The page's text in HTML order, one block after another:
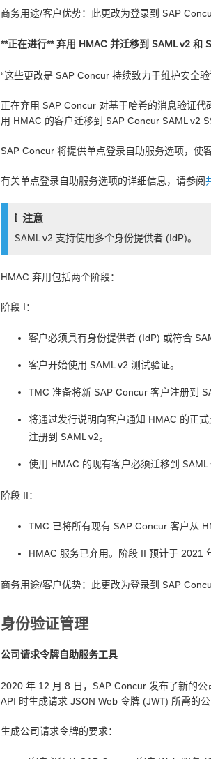
商务用途/客户优势：此更改为登录到 SAP
**正在进行** 弃用 HMAC 并迁移到 SAML v2 和
“这些更改是 SAP Concur 持续致力于维护安全
正在弃用 SAP Concur 对基于哈希的消息验证
用 HMAC 的客户迁移到 SAP Concur SAML v2
SAP Concur 将提供单点登录自助服务选项，使
有关单点登录自助服务选项的详细信息，请参阅
注意
SAML v2 支持使用多个身份提供者 (IdP)。
HMAC 弃用包括两个阶段：
阶段 I：
客户必须具有身份提供者 (IdP) 或符合
客户开始使用 SAML v2 测试验证。
TMC 准备将新 SAP Concur 客户注册到
将通过发行说明向客户通知 HMAC 的正
注册到 SAML v2。
使用 HMAC 的现有客户必须迁移到 SAML
阶段 II：
TMC 已将所有现有 SAP Concur 客户从
HMAC 服务已弃用。阶段 II 预计于 2021
商务用途/客户优势：此更改为登录到 SAP
身份验证管理
公司请求令牌自助服务工具
2020 年 12 月 8 日，SAP Concur 发布了新的
API 时生成请求 JSON Web 令牌 (JWT) 所需的公
生成公司请求令牌的要求：